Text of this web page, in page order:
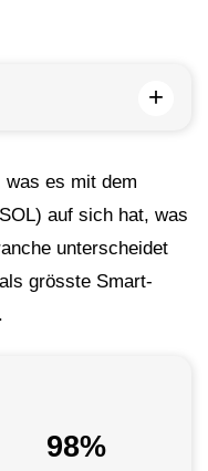
+
es mit dem
auf sich hat, was
unterscheidet
grösste Smart-
98%